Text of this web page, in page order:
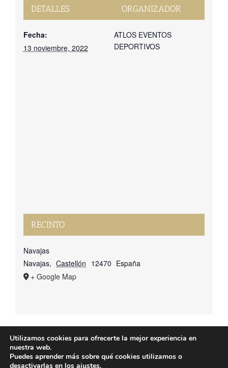
DETALLES
Fecha:
13 noviembre, 2022
ORGANIZADOR
ATLOS EVENTOS
DEPORTIVOS
RECINTO
Navajas
Navajas, Castellón 12470 España
+ Google Map
© Copyright 2025 | Atlos Eventos Deportivos -
Privacidad·Política Cookies
Utilizamos cookies para ofrecerte la mejor experiencia en
nuestra web.
Puedes aprender más sobre qué cookies utilizamos o
desactivarlas en los ajustes.